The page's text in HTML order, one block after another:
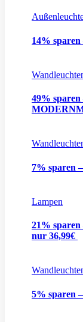
14%
49%
7% sparen
Lampen
21%
nur 36,99€
5% sparen